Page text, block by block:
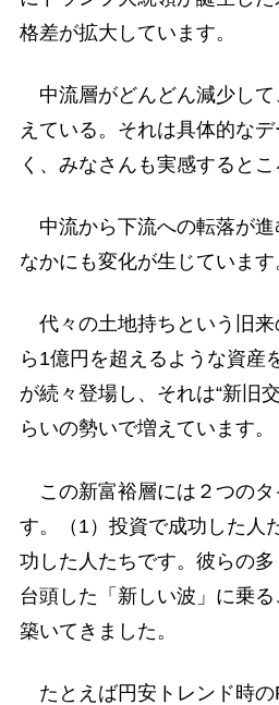
格差が拡大しています。
中流層がどんどん減少して
えている。それは具体的な
く、みなさんも実感するとこ
中流から下流への転落が進
なかにも変化が生じています
代々の土地持ちという旧来
ら1億円を超えるような資産
が続々登場し、それは“新旧
らいの勢いで増えています。
この新富裕層には２つのタ
す。（1）投資で成功した人
功した人たちです。彼らの
台頭した「新しい波」に乗
築いてきました。
たとえば円安トレンド時の